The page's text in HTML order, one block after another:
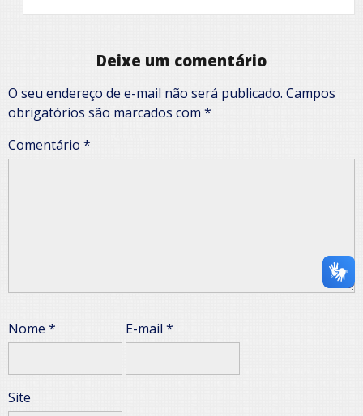
Deixe um comentário
O seu endereço de e-mail não será publicado. Campos
obrigatórios são marcados com *
Comentário *
Nome * E-mail *
Site